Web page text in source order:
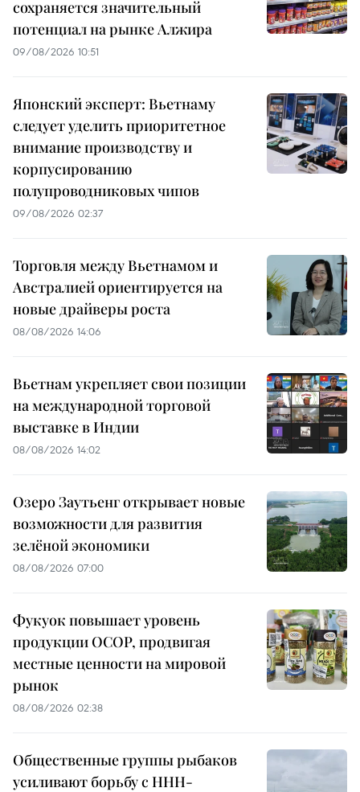
сохраняется значительный
потенциал на рынке Алжира
09/08/2026 10:51
Японский эксперт: Вьетнаму
следует уделить приоритетное
внимание производству и
корпусированию
полупроводниковых чипов
09/08/2026 02:37
Торговля между Вьетнамом и
Австралией ориентируется на
новые драйверы роста
08/08/2026 14:06
Вьетнам укрепляет свои позиции
на международной торговой
выставке в Индии
08/08/2026 14:02
Озеро Заутьенг открывает новые
возможности для развития
зелёной экономики
08/08/2026 07:00
Фукуок повышает уровень
продукции OCOP, продвигая
местные ценности на мировой
рынок
08/08/2026 02:38
Общественные группы рыбаков
усиливают борьбу с ННН-